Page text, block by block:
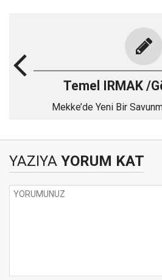
Temel IRMAK /
Mekke’de Yeni Bir
YAZIYA YORUM KAT